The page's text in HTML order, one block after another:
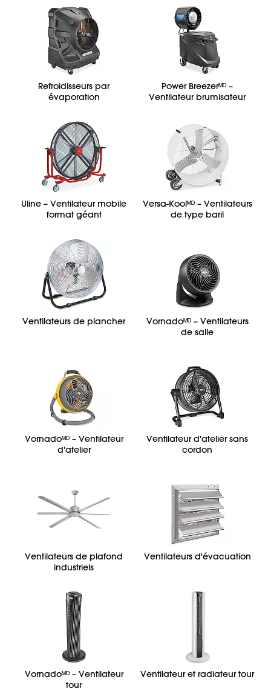
Refroidisseurs par
évaporation
Power Breezerᴹᴰ –
Ventilateur brumisateur
Uline – Ventilateur mobile
format géant
Versa-Koolᴹᴰ – Ventilateurs
de type baril
Ventilateurs de plancher
Vornadoᴹᴰ – Ventilateurs
de salle
Vornadoᴹᴰ – Ventilateur
d'atelier
Ventilateur d'atelier sans
cordon
Ventilateurs de plafond
industriels
Ventilateurs d'évacuation
Vornadoᴹᴰ – Ventilateur
tour
Ventilateur et radiateur tour